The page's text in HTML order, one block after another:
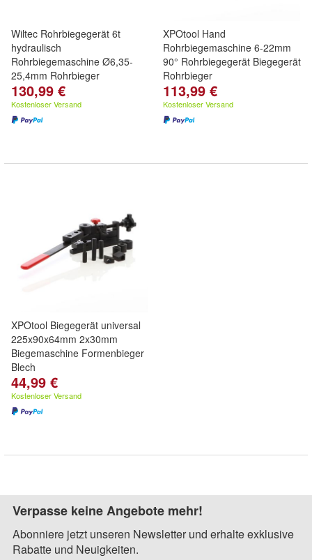
Wiltec Rohrbiegegerät 6t
hydraulisch
Rohrbiegemaschine Ø6,35-
25,4mm Rohrbieger
130,99 €
Kostenloser Versand
XPOtool Hand
Rohrbiegemaschine 6-22mm
90° Rohrbiegegerät Biegegerät
Rohrbieger
113,99 €
Kostenloser Versand
XPOtool Biegegerät universal
225x90x64mm 2x30mm
Biegemaschine Formenbieger
Blech
44,99 €
Kostenloser Versand
Verpasse keine Angebote mehr!
Abonniere jetzt unseren Newsletter und erhalte exklusive
Rabatte und Neuigkeiten.